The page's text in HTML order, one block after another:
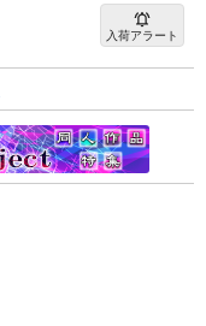
入荷アラート